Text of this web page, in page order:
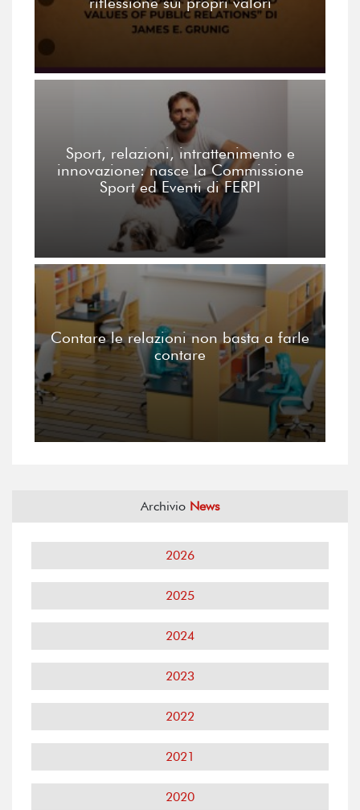
Sport, relazioni, intrattenimento e
innovazione: nasce la Commissione
Sport ed Eventi di FERPI
Contare le relazioni non basta a farle
contare
Archivio News
2026
2025
2024
2023
2022
2021
2020